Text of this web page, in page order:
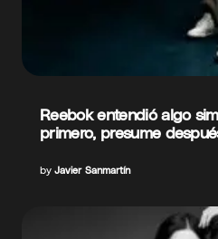
Reebok entendió algo
primero, presume
by Javier Sanmartín